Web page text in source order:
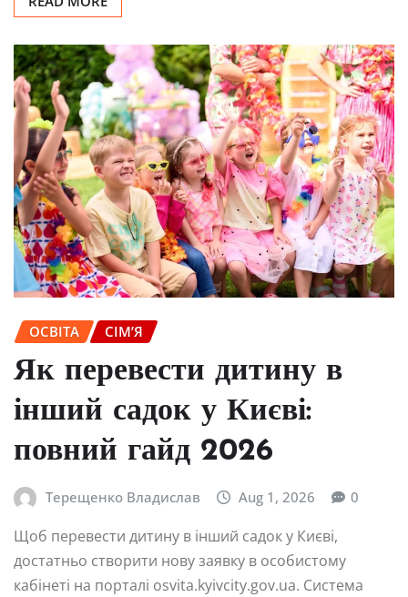
ОСВІТА СІМ’Я
Як перевести дитину в
інший садок у Києві:
повний гайд 2026
Терещенко Владислав Aug 1, 2026 0
Щоб перевести дитину в інший садок у Києві,
достатньо створити нову заявку в особистому
кабінеті на порталі osvita.kyivcity.gov.ua. Система